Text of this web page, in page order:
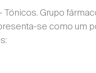
Tónicos. Grupo
se como um